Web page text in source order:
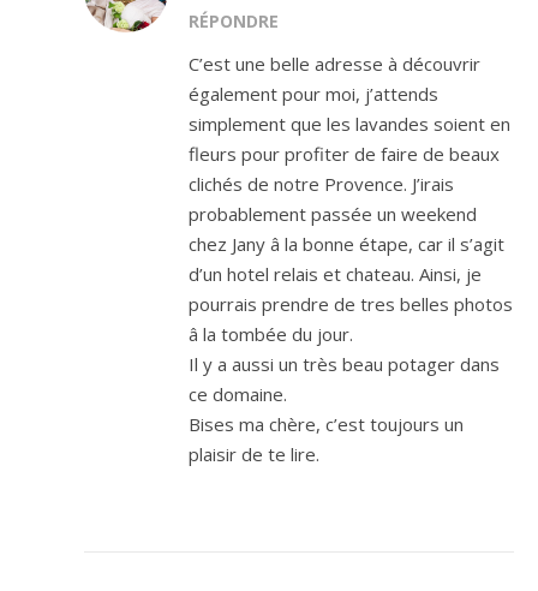
RÉPONDRE
C’est une belle adresse à découvrir
également pour moi, j’attends
simplement que les lavandes soient en
fleurs pour profiter de faire de beaux
clichés de notre Provence. J’irais
probablement passée un weekend
chez Jany â la bonne étape, car il s’agit
d’un hotel relais et chateau. Ainsi, je
pourrais prendre de tres belles photos
â la tombée du jour.
Il y a aussi un très beau potager dans
ce domaine.
Bises ma chère, c’est toujours un
plaisir de te lire.